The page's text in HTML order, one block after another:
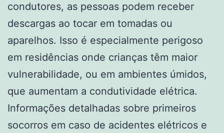
condutores, as pessoas podem receber
descargas ao tocar em tomadas ou
aparelhos. Isso é especialmente perigoso
em residências onde crianças têm maior
vulnerabilidade, ou em ambientes úmidos,
que aumentam a condutividade elétrica.
Informações detalhadas sobre primeiros
socorros em caso de acidentes elétricos e